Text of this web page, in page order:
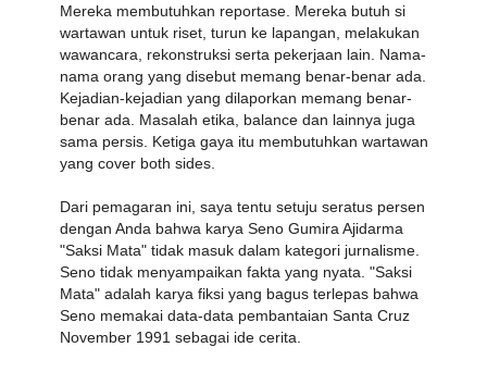
Mereka membutuhkan reportase. Mereka butuh si
wartawan untuk riset, turun ke lapangan, melakukan
wawancara, rekonstruksi serta pekerjaan lain. Nama-
nama orang yang disebut memang benar-benar ada.
Kejadian-kejadian yang dilaporkan memang benar-
benar ada. Masalah etika, balance dan lainnya juga
sama persis. Ketiga gaya itu membutuhkan wartawan
yang cover both sides.
Dari pemagaran ini, saya tentu setuju seratus persen
dengan Anda bahwa karya Seno Gumira Ajidarma
"Saksi Mata" tidak masuk dalam kategori jurnalisme.
Seno tidak menyampaikan fakta yang nyata. "Saksi
Mata" adalah karya fiksi yang bagus terlepas bahwa
Seno memakai data-data pembantaian Santa Cruz
November 1991 sebagai ide cerita.